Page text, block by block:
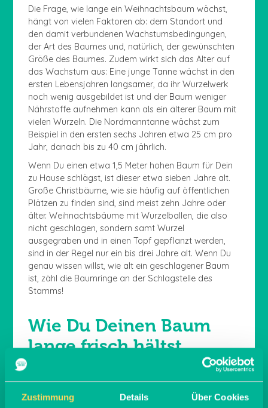
Zustimmung Details Über Cookies
Die Frage, wie lange ein Weihnachtsbaum wächst,
hängt von vielen Faktoren ab: dem Standort und
den damit verbundenen Wachstumsbedingungen,
der Art des Baumes und, natürlich, der gewünschten
Größe des Baumes. Zudem wirkt sich das Alter auf
das Wachstum aus: Eine junge Tanne wächst in den
ersten Lebensjahren langsamer, da ihr Wurzelwerk
noch wenig ausgebildet ist und der Baum weniger
Nährstoffe aufnehmen kann als ein älterer Baum mit
vielen Wurzeln. Die Nordmanntanne wächst zum
Beispiel in den ersten sechs Jahren etwa 25 cm pro
Jahr, danach bis zu 40 cm jährlich.
Wenn Du einen etwa 1,5 Meter hohen Baum für Dein
zu Hause schlägst, ist dieser etwa sieben Jahre alt.
Große Christbäume, wie sie häufig auf öffentlichen
Plätzen zu finden sind, sind meist zehn Jahre oder
älter. Weihnachtsbäume mit Wurzelballen, die also
nicht geschlagen, sondern samt Wurzel
ausgegraben und in einen Topf gepflanzt werden,
sind in der Regel nur ein bis drei Jahre alt. Wenn Du
genau wissen willst, wie alt ein geschlagener Baum
ist, zähl die Baumringe an der Schlagstelle des
Stamms!
Wie Du Deinen Baum
lange frisch hältst
kaufen. Denn nur ein frisch geschlagener Baum wird